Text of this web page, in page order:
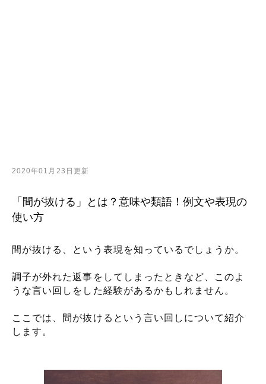
2020年01月23日更新
「間が抜ける」とは？意味や類語！例文や表現の
使い方
間が抜ける、という表現を知っているでしょうか。
調子が外れた返事をしてしまったときなど、このよ
うな言い回しをした経験があるかもしれません。
ここでは、間が抜けるという言い回しについて紹介
します。